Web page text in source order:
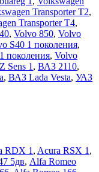
Transporter T2,
Transporter T4,
, Volvo 850, Volvo
S40 1 поколения,
поколения, Volvo
Sens 1 , ВАЗ 2110,
, ВАЗ Lada Vesta, УАЗ
RDX 1 , Acura RSX 1 ,
5дв, Alfa Romeo